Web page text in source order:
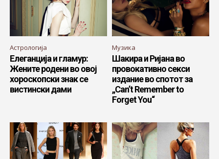
Астрологија
Елеганција и гламур:
Жените родени во овој
хороскопски знак се
вистински дами
Музика
Шакира и Ријана во
провокативно секси
издание во спотот за
„Can’t Remember to
Forget You“